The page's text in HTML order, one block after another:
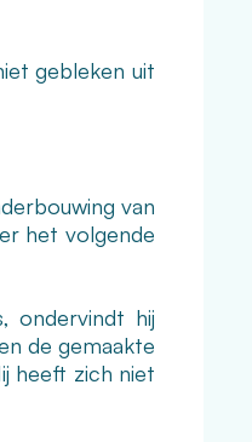
gebleken uit
van
het volgende
ondervindt hij
de gemaakte
heeft zich niet